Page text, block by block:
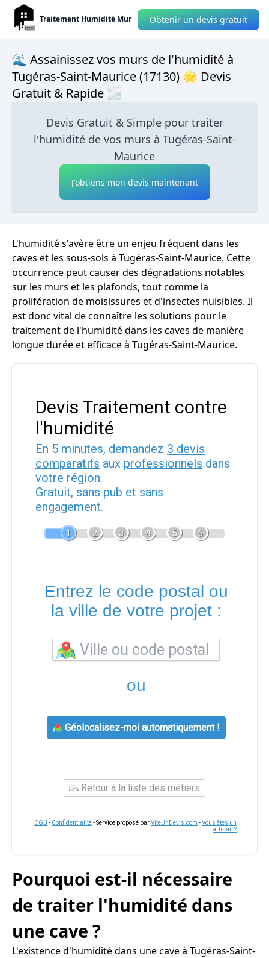
Traitement Humidité Mur Obtenir un devis gratuit
🌊 Assainissez vos murs de l'humidité à
Tugéras-Saint-Maurice (17130) 🌟 Devis
Gratuit & Rapide 🌫
Devis Gratuit & Simple pour traiter
l'humidité de vos murs à Tugéras-Saint-
Maurice
J'obtiens mon devis maintenant
L'humidité s'avère être un enjeu fréquent dans les
caves et les sous-sols à Tugéras-Saint-Maurice. Cette
occurrence peut causer des dégradations notables
sur les murs et les plafonds, tout comme la
prolifération de moisissures et d'insectes nuisibles. Il
est donc vital de connaître les solutions pour le
traitement de l'humidité dans les caves de manière
longue durée et efficace à Tugéras-Saint-Maurice.
Devis Traitement contre
l'humidité
En 5 minutes, demandez 3 devis
comparatifs aux professionnels dans
votre région.
Gratuit, sans pub et sans
engagement.
1 2 3 4 5 6
Entrez le code postal ou
la ville de votre projet :
ou
Géolocalisez-moi automatiquement !
Retour à la liste des métiers
CGU - Confidentialité- Service proposé parViteUnDevis.com -Vous êtes un
artisan ?
Pourquoi est-il nécessaire
de traiter l'humidité dans
une cave ?
L'existence d'humidité dans une cave à Tugéras-Saint-